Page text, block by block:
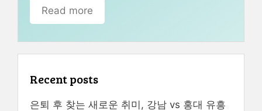
Read more
Recent posts
은퇴 후 찾는 새로운 취미, 강남 vs 홍대 유흥